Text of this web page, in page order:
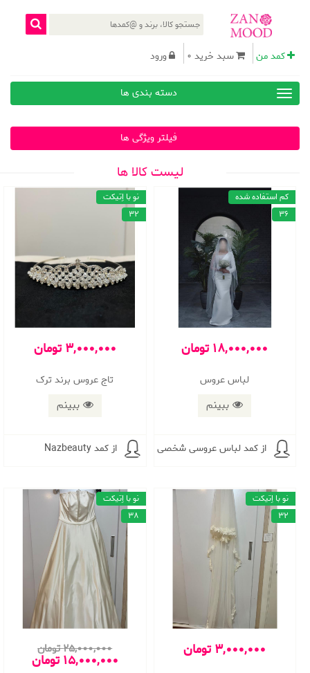
کمد من سبد خرید 0 ورود
دسته بندی ها
فیلتر ویژگی ها
لیست کالا ها
18,000,000 تومان
لباس عروس
ببینم
کم استفاده شده
36
از کمد لباس عروسی شخصی
3,000,000 تومان
تاج عروس برند ترک
ببینم
نو با اِتیکت
32
از کمد Nazbeauty
3,000,000 تومان
نو با اِتیکت
32
25,000,000 تومان
15,000,000 تومان
نو با اِتیکت
38